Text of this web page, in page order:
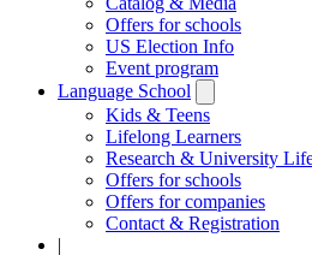
Offers for schools
US Election Info
Event program
Language School
submenu
Kids & Teens
Lifelong Learners
Research & University
Offers for schools
Offers for companies
Contact & Registration
|